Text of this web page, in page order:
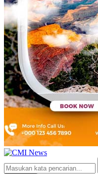
CMI News
Berani, Integritas dan Loyalitas